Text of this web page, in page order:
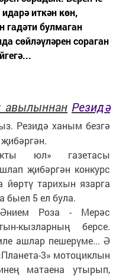
иткән көн,
гадәти булмаган
сөйләүләрен сораган
авылыннан Резидә
Резидә ханым безгә
юл» газетасы
җибәргән конкурс
тарихын язарга
5 ел була.
Роза - Мерәс
кызларның берсе.
ашлар пешерүме... Ә
3» мотоциклын
матаена утырып,